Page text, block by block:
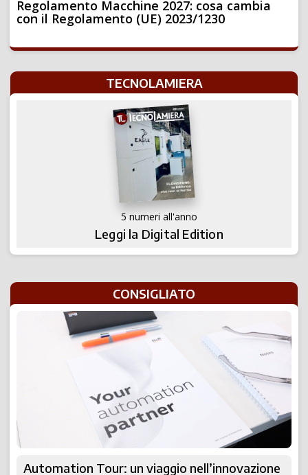
Regolamento Macchine 2027: cosa cambia
con il Regolamento (UE) 2023/1230
TECNOLAMIERA
5 numeri all'anno
Leggi la Digital Edition
CONSIGLIATO
Automation Tour: un viaggio nell’innovazione